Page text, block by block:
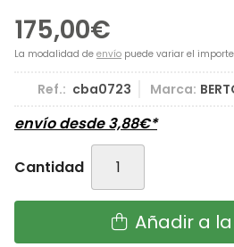
175,00€
La modalidad de envío puede variar el
Ref.: cba0723 Marca:
envío desde3,88€*
Cantidad
Añadir a